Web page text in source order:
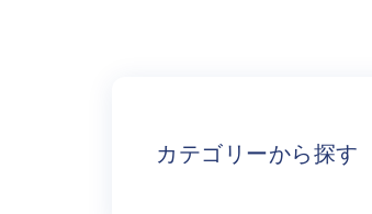
カテゴリーから探す